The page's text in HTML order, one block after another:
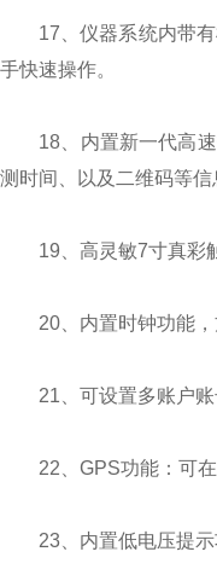
17、仪器系统内带有
手快速操作。
18、内置新一代高速
测时间、以及二维码等信
19、高灵敏7寸真彩触
20、内置时钟功能，
21、可设置多账户账
22、GPS功能：可在
23、内置低电压提示